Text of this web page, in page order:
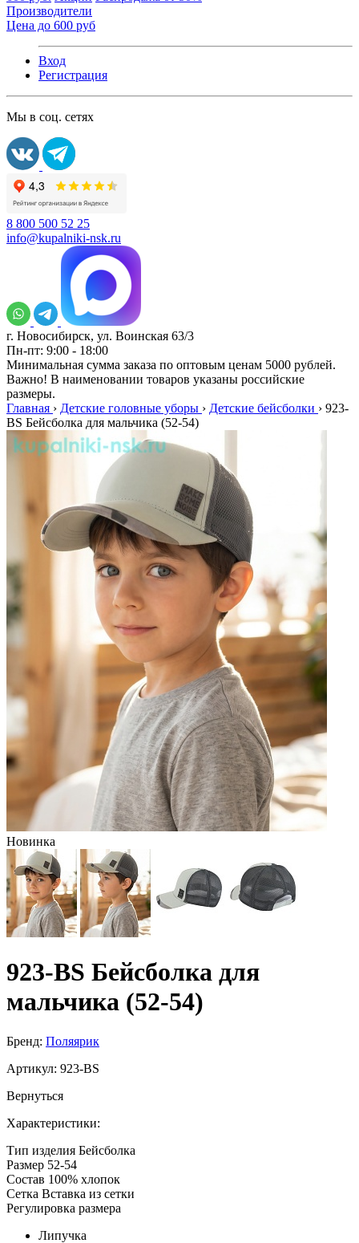
Производители
Цена до 600 руб
Вход
Регистрация
Мы в соц. сетях
8 800 500 52 25
info@kupalniki-nsk.ru
г. Новосибирск, ул. Воинская 63/3
Пн-пт: 9:00 - 18:00
Минимальная сумма заказа по оптовым ценам 5000 рублей.
Важно! В наименовании товаров указаны российские
размеры.
Главная › Детские головные уборы › Детские бейсболки › 923-
BS Бейсболка для мальчика (52-54)
Новинка
923-BS Бейсболка для
мальчика (52-54)
Бренд: Поляярик
Артикул: 923-BS
Вернуться
Характеристики:
Тип изделия Бейсболка
Размер 52-54
Состав 100% хлопок
Сетка Вставка из сетки
Регулировка размера
Липучка